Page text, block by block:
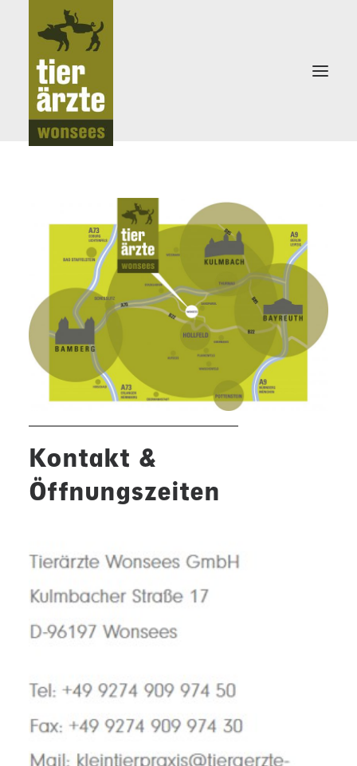
LEISTUNGEN
NOTDIENST
KONTAKT
KLEINTIERPRAXIS
Kontakt &
Öffnungszeiten